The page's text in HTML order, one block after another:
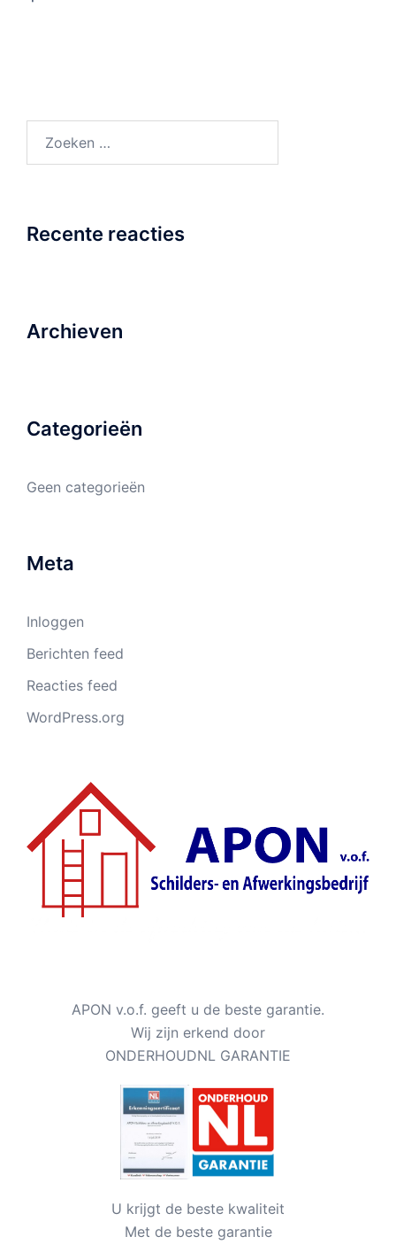
Recente reacties
Archieven
Categorieën
Geen categorieën
Meta
Inloggen
Berichten feed
Reacties feed
WordPress.org
APON v.o.f. geeft u de beste garantie.
Wij zijn erkend door
ONDERHOUDNL GARANTIE
U krijgt de beste kwaliteit
Met de beste garantie